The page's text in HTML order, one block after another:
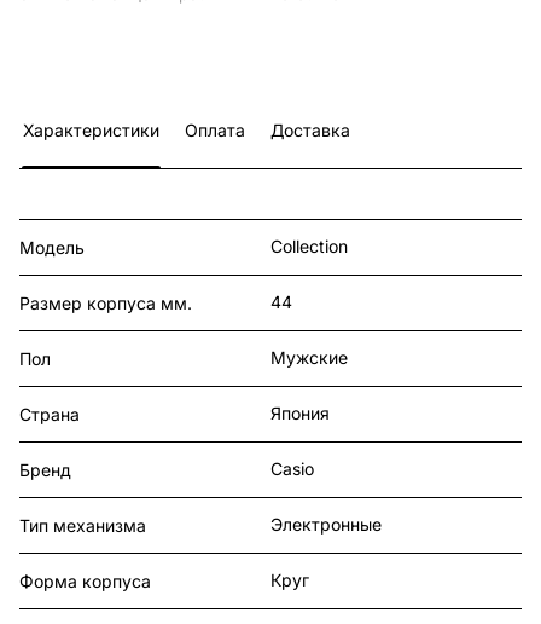
Характеристики Оплата Доставка
Модель Collection
Размер корпуса мм. 44
Пол Мужские
Страна Япония
Бренд Casio
Тип механизма Электронные
Форма корпуса Круг